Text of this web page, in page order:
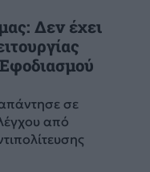
Δεν έχει
σε
από